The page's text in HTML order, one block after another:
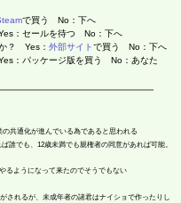
で買う No：下へ
：セールを待つ No：下へ
？ Yes： 外部サイトで買う No：下へ
：パッケージ版を買う No：あなた
共通化が進んでいる為であると思われる
誰でも、12歳未満でも親権者の同意があれば可能。
るようになって来たのでそうでもない
れるが、未成年者の諸君はナイショで作ったりし